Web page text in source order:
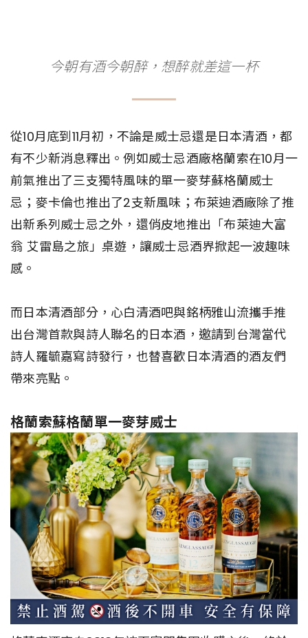
今朝有酒今朝醉，想醉就差這一杯
從10月底到11月初，不論是威士忌還是日本清酒，都
有不少新消息釋出。例如威士忌酒廠格蘭索在10月一
前氣推出了三支獨特風味的單一麥芽蘇格蘭威士
忌；麥卡倫也推出了2支新風味；布萊迪酒廠除了推
出新系列威士忌之外，還俏皮地推出「布萊迪大富
翁 艾雷島之旅」桌遊，讓威士忌酒界掀起一波趣味
感。
而日本清酒部分，心白清酒吧與銘柄雅山流攜手推
出台灣首款與詩人聯名的日本酒，邀請到台灣當代
詩人羅毓嘉寫詩發行，也替喜歡日本清酒的酒友們
帶來亮點。
格蘭索蘇格蘭單一麥芽威士